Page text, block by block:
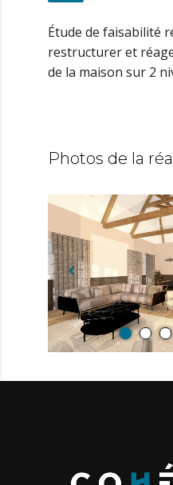
Étude de faisabilité
restructurer et
de la maison sur 2
Photos de la